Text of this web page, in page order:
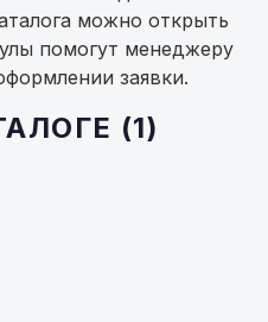
можно открыть
помогут менеджеру
заявки.
(1)